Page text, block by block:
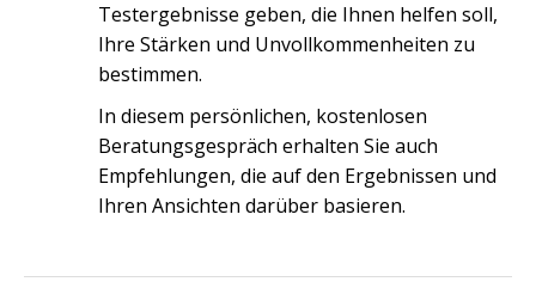
Testergebnisse geben, die Ihnen helfen soll,
Ihre Stärken und Unvollkommenheiten zu
bestimmen.
In diesem persönlichen, kostenlosen
Beratungsgespräch erhalten Sie auch
Empfehlungen, die auf den Ergebnissen und
Ihren Ansichten darüber basieren.